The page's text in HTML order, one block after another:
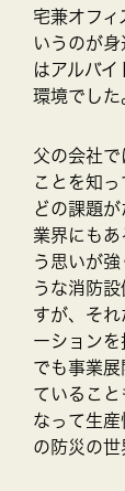
宅兼オフィ
いうのが
はアルバ
環境でした
父の会社
ことを知
どの課題
業界にもあ
う思いが
うな消防
すが、そ
ーション
でも事業展
ているこ
なって生
の防災の世